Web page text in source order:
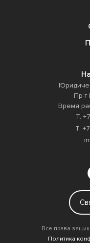
Пр-т
Время
Т.
Т.
Все права
Политика